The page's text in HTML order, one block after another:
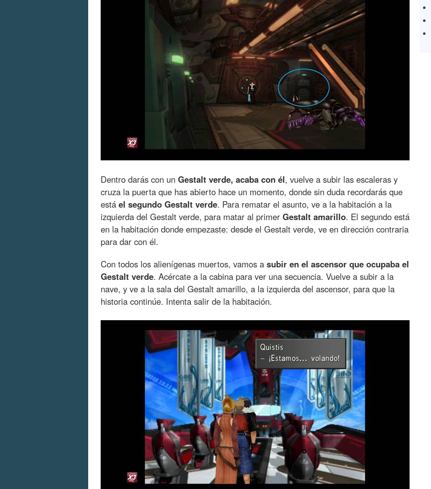
Dentro darás con un Gestalt verde, acaba con él, vuelve a subir las escaleras y
cruza la puerta que has abierto hace un momento, donde sin duda recordarás que
está el segundo Gestalt verde. Para rematar el asunto, ve a la habitación a la
izquierda del Gestalt verde, para matar al primer Gestalt amarillo. El segundo está
en la habitación donde empezaste: desde el Gestalt verde, ve en dirección contraria
para dar con él.
Con todos los alienígenas muertos, vamos a subir en el ascensor que ocupaba el
Gestalt verde. Acércate a la cabina para ver una secuencia. Vuelve a subir a la
nave, y ve a la sala del Gestalt amarillo, a la izquierda del ascensor, para que la
historia continúe. Intenta salir de la habitación.